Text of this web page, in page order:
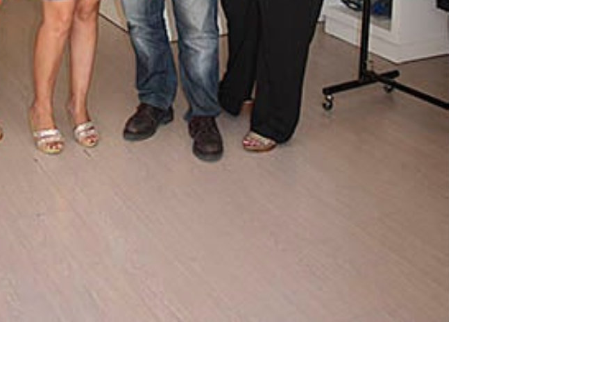
comercial, a banda d’oferir una imatge homogènia del comerç local.
que els comerciants no associats que estiguen interessats en els
també puguen disposar del material. Per a fer-ho, només cal anar
del Cemef.
pocs dies després de la celebració d’una altra edició de “Botigues al
del comerç que, amb aquesta de les rebaixes, posa de manifest el
amb comerç local i el teixit empresarial del municipi, per extensió.
és molt ben rebuda pel sector comercial local.